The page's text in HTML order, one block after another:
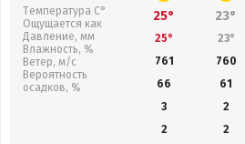
Температура С°
Ощущается как
Давление, мм
Влажность, %
Ветер, м/с
Вероятность
осадков, %
25° 23°
25° 23°
761
760
66
61
3
2
2
2